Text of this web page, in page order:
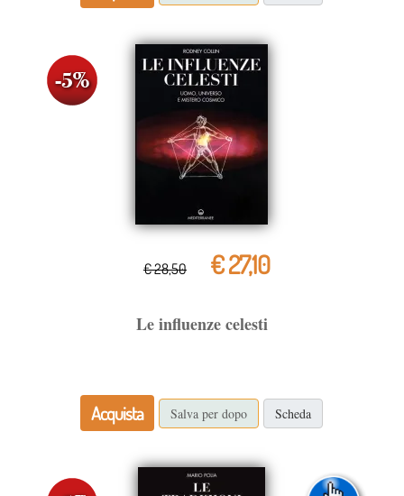
€ 28,50 € 27,10
Le influenze celesti
Acquista Salva per dopo Scheda